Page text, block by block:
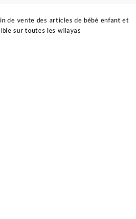
de vente des articles de bébé enfant et
sur toutes les wilayas